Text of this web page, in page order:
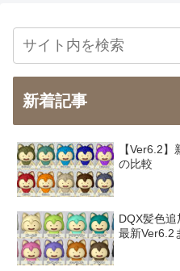
新着記事
【Ver6.2
の比較
DQX髪色
最新Ver6.2